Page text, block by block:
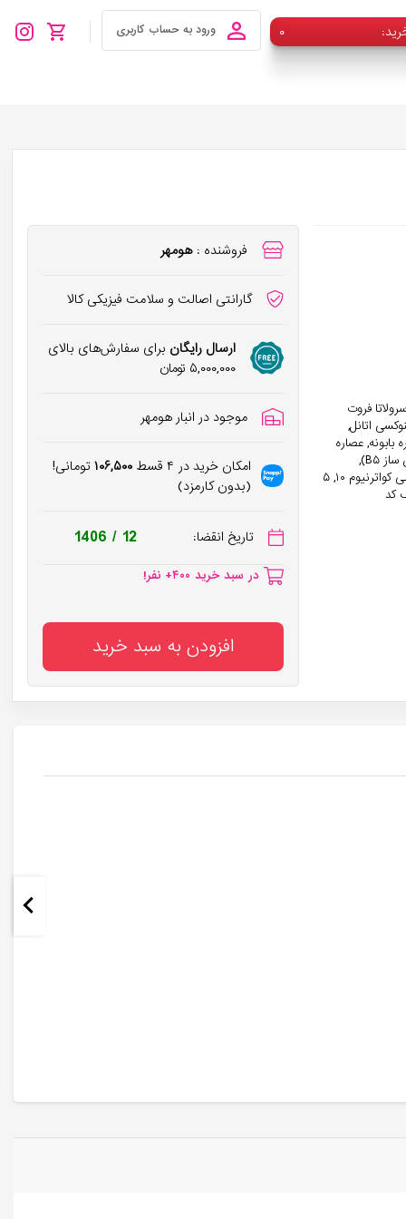
۰ ورود به حساب کاربری
سرنوا سرولاتا فروت
اتانل,
گزنه, عصاره بابونه, عصاره
مریم گلی, عصاره نعناع فلفلی, تریتیکوم ولگار(ویت) گلوتن, آب ( آکوا), پانتنول (پیش ساز B۵),
اسانس مجاز آرایشی و بهداشتی, پیریدوکسین هیدروکلراید (B۶), دی سدیم ا.د.ت.ا, پلی کواترنیوم ۱۰, ۵
رنگ کد
فروشنده : هومهر
گارانتی اصالت و سلامت فیزیکی کالا
ارسال رایگان برای سفارش‌های بالای
۵,۰۰۰,۰۰۰ تومان
موجود در انبار هومهر
امکان خرید در ۴ قسط ۱۰۶,۵۰۰تومانی!
(بدون کارمزد)
تاریخ انقضا: 1406 / 12
۴+ نظر برای این محصول ثبت شده!
افزودن به سبد خرید